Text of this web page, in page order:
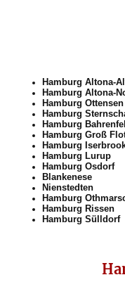
Hamburg Altona-
Hamburg Altona-
Hamburg Ottensen
Hamburg
Hamburg
Hamburg Groß
Hamburg
Hamburg Lurup
Hamburg Osdorf
Blankenese
Nienstedten
Hamburg
Hamburg Rissen
Hamburg Sülldorf